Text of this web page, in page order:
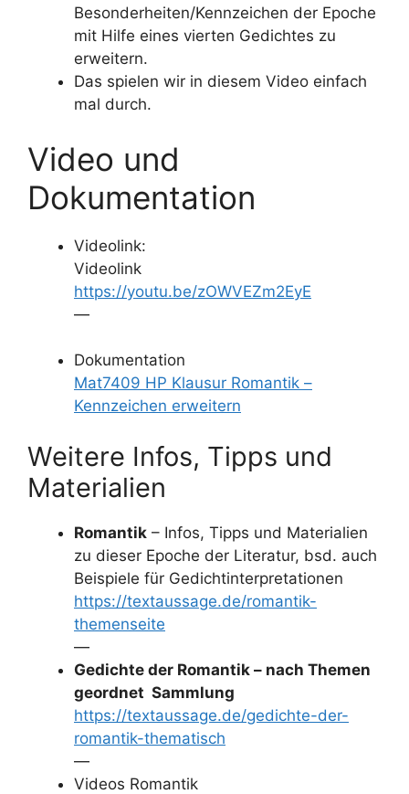
Besonderheiten/Kennzeichen der Epoche
mit Hilfe eines vierten Gedichtes zu
erweitern.
Das spielen wir in diesem Video einfach
mal durch.
Video und
Dokumentation
Videolink:
Videolink
https://youtu.be/zOWVEZm2EyE
—
Dokumentation
Mat7409 HP Klausur Romantik –
Kennzeichen erweitern
Weitere Infos, Tipps und
Materialien
Romantik – Infos, Tipps und Materialien
zu dieser Epoche der Literatur, bsd. auch
Beispiele für Gedichtinterpretationen
https://textaussage.de/romantik-
themenseite
—
Gedichte der Romantik – nach Themen
geordnet Sammlung
https://textaussage.de/gedichte-der-
romantik-thematisch
—
Videos Romantik